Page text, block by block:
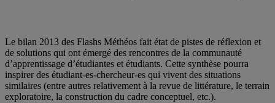
Le bilan 2013 des Flashs Méthéos fait état de pistes de réflexion et
de solutions qui ont émergé des rencontres de la communauté
d’apprentissage d’étudiantes et étudiants. Cette synthèse pourra
inspirer des étudiant-es-chercheur-es qui vivent des situations
similaires (entre autres relativement à la revue de littérature, le terrain
exploratoire, la construction du cadre conceptuel, etc.).